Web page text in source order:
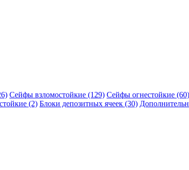
Сейфы взломостойкие (129) Сейфы огнестойкие (60)
(2) Блоки депозитных ячеек (30)